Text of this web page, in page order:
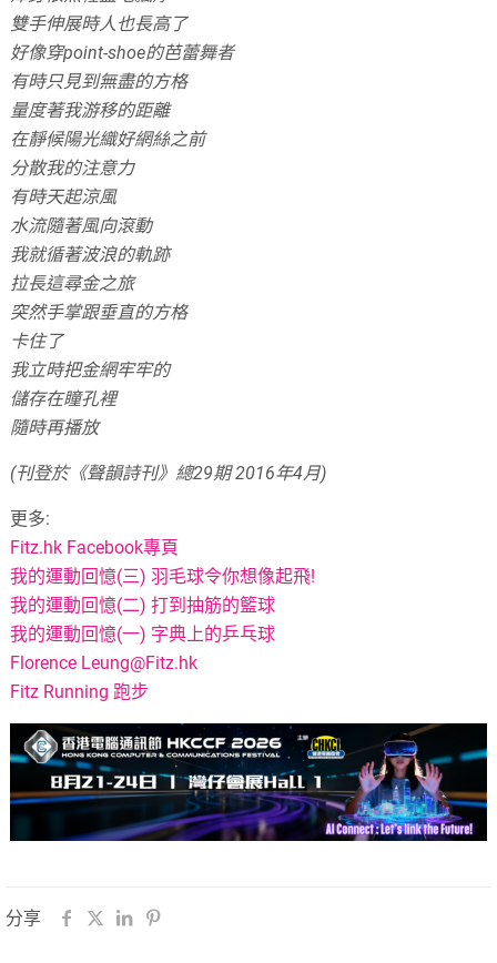
雙手伸展時人也長高了
好像穿point-shoe的芭蕾舞者
有時只見到無盡的方格
量度著我游移的距離
在靜候陽光織好網絲之前
分散我的注意力
有時天起涼風
水流隨著風向滾動
我就循著波浪的軌跡
拉長這尋金之旅
突然手掌跟垂直的方格
卡住了
我立時把金網牢牢的
儲存在瞳孔裡
隨時再播放
(刊登於《聲韻詩刊》總29期 2016年4月)
更多:
Fitz.hk Facebook專頁
我的運動回憶(三) 羽毛球令你想像起飛!
我的運動回憶(二) 打到抽筋的籃球
我的運動回憶(一) 字典上的乒乓球
Florence Leung@Fitz.hk
Fitz Running 跑步
分享